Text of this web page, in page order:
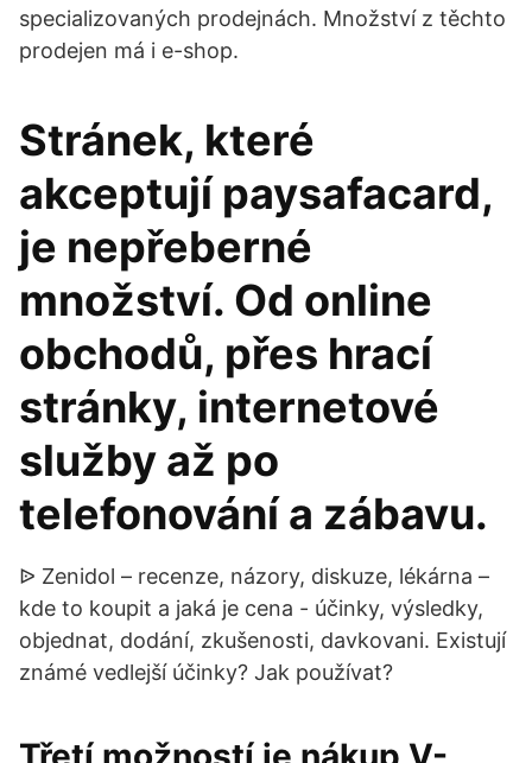
specializovaných prodejnách. Množství z těchto
prodejen má i e-shop.
Stránek, které
akceptují paysafacard,
je nepřeberné
množství. Od online
obchodů, přes hrací
stránky, internetové
služby až po
telefonování a zábavu.
ᐉ Zenidol – recenze, názory, diskuze, lékárna –
kde to koupit a jaká je cena - účinky, výsledky,
objednat, dodání, zkušenosti, davkovani. Existují
známé vedlejší účinky? Jak používat?